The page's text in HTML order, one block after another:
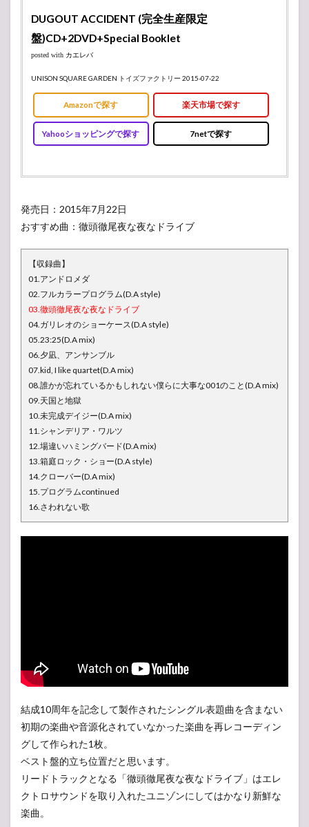
DUGOUT ACCIDENT (完全生産限定
盤)CD+2DVD+Special Booklet
posted with カエレバ
UNISON SQUARE GARDEN トイズファクトリー 2015-07-22
Amazonで探す 楽天市場で探す
Yahooショッピングで探す 7netで探す
発売日：2015年7月22日
おすすめ曲：徹頭徹尾夜な夜なドライブ
【収録曲】
01.アンドロメダ
02.フルカラープログラム(D.A style)
03.徹頭徹尾夜な夜なドライブ
04.ガリレオのショーケース(D.A style)
05.23:25(D.A mix)
06.夕凪、アンサンブル
07.kid, I like quartet(D.A mix)
08.誰かが忘れているかもしれない僕らに大事な001のこと(D.A mix)
09.天国と地獄
10.未完成デイジー(D.A mix)
11.シャンデリア・ワルツ
12.場違いハミングバード(D.A mix)
13.箱庭ロック・ショー(D.A style)
14.クローバー(D.A mix)
15.プログラムcontinued
16.さわれない歌
結成10周年を記念して製作されたシングル表題曲を含まない
初期の楽曲や音源化されていなかった楽曲を再レコーディン
グして作られた1枚。
ベスト盤的立ち位置だと思います。
リードトラックとなる「徹頭徹尾夜な夜なドライブ」はエレ
クトロサウンドを取り入れたユニゾンにしてはかなり新鮮な
楽曲。